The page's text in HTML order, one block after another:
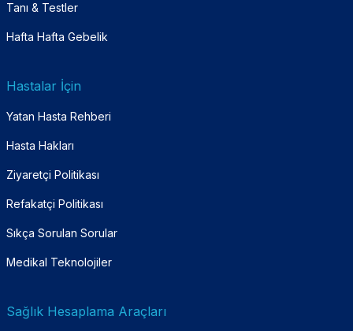
Tanı & Testler
Hafta Hafta Gebelik
Hastalar İçin
Yatan Hasta Rehberi
Hasta Hakları
Ziyaretçi Politikası
Refakatçi Politikası
Sıkça Sorulan Sorular
Medikal Teknolojiler
Sağlık Hesaplama Araçları